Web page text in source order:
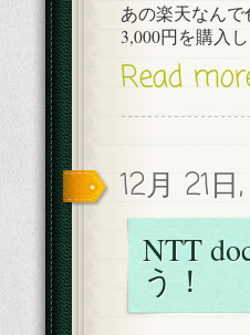
あの楽天なん
3,000円を購入し
Read
12月 21日
NTT
う！